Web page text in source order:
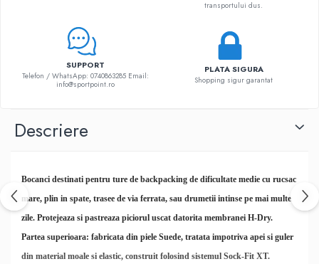
transportului dus.
SUPPORT
Telefon / WhatsApp: 0740863285 Email:
info@sportpoint.ro
PLATA SIGURA
Shopping sigur garantat
Descriere
Bocanci destinati pentru ture de backpacking de dificultate medie cu rucsac
mare, plin in spate, trasee de via ferrata, sau drumetii intinse pe mai multe
zile. Protejeaza si pastreaza piciorul uscat datorita membranei H-Dry.
Partea superioara: fabricata din piele Suede, tratata impotriva apei si guler
din material moale si elastic, construit folosind sistemul Sock-Fit XT.